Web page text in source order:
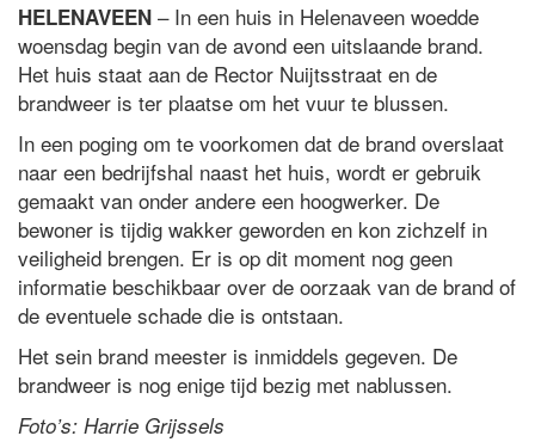
HELENAVEEN – In een huis in Helenaveen woedde
woensdag begin van de avond een uitslaande brand.
Het huis staat aan de Rector Nuijtsstraat en de
brandweer is ter plaatse om het vuur te blussen.
In een poging om te voorkomen dat de brand overslaat
naar een bedrijfshal naast het huis, wordt er gebruik
gemaakt van onder andere een hoogwerker. De
bewoner is tijdig wakker geworden en kon zichzelf in
veiligheid brengen. Er is op dit moment nog geen
informatie beschikbaar over de oorzaak van de brand of
de eventuele schade die is ontstaan.
Het sein brand meester is inmiddels gegeven. De
brandweer is nog enige tijd bezig met nablussen.
Foto’s: Harrie Grijssels